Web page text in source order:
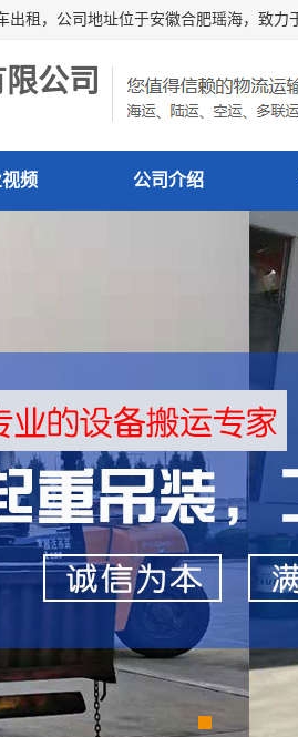
公司
频 公司介绍